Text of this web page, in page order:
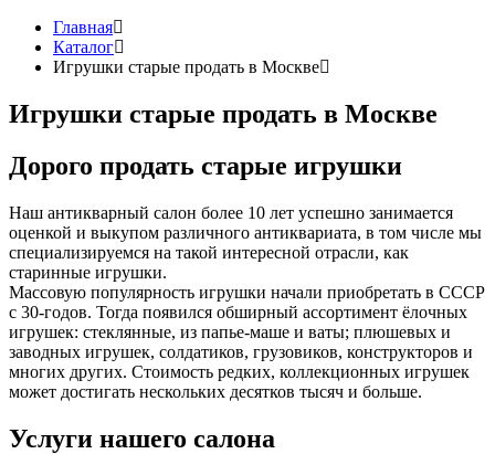
Главная
Каталог
Игрушки старые продать в Москве
Игрушки старые продать в Москве
Дорого продать старые игрушки
Наш антикварный салон более 10 лет успешно занимается
оценкой и выкупом различного антиквариата, в том числе мы
специализируемся на такой интересной отрасли, как
старинные игрушки.
Массовую популярность игрушки начали приобретать в СССР
с 30-годов. Тогда появился обширный ассортимент ёлочных
игрушек: стеклянные, из папье-маше и ваты; плюшевых и
заводных игрушек, солдатиков, грузовиков, конструкторов и
многих других. Стоимость редких, коллекционных игрушек
может достигать нескольких десятков тысяч и больше.
Услуги нашего салона